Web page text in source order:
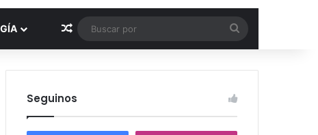
Publicación al azar
por
Seguinos